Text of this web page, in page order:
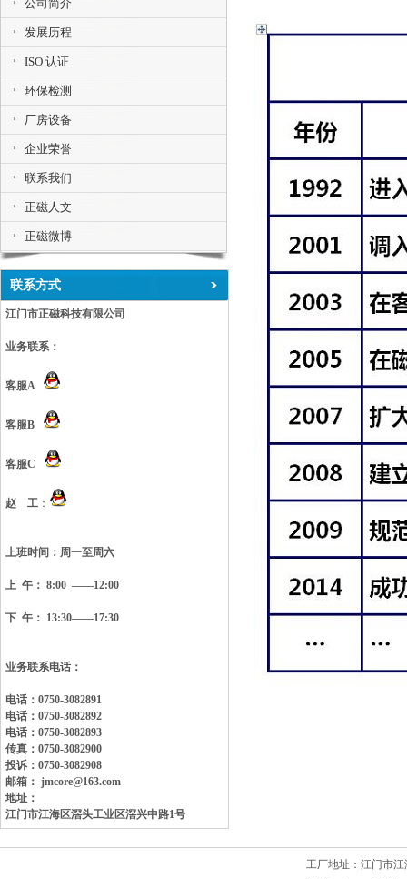
公司简介
发展历程
ISO 认证
环保检测
厂房设备
企业荣誉
联系我们
正磁人文
正磁微博
联系方式
江门市正磁科技有限公司
业务联系：
客服A
客服B
客服C
赵 工 ：
上班时间： 周一至周六
上 午： 8:00 ——12:00
下 午： 13:30——17:30
业务联系电话：
电话：0750-3082891
电话：0750-3082892
电话：0750-3082893
传真：0750-3082900
投诉：0750-3082908
邮箱： jmcore@163.com
地址：
江门市江海区滘头工业区滘兴中路1号
工厂地址：江门市江